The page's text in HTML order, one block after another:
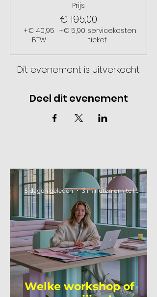
Prijs
€ 195,00
+€ 40,95
BTW
+€ 5,90 servicekosten
ticket
Dit evenement is uitverkocht
Deel dit evenement
Welke workshop of
5 dagen geleden 3 minuten om te lezen